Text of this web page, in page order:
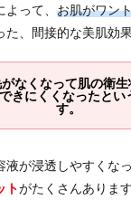
って、 お肌がワン
た、間接的な美肌効
なくなって肌の衛
きにくくなったとい
す。
が浸透しやすくなっ
トがたくさんあります